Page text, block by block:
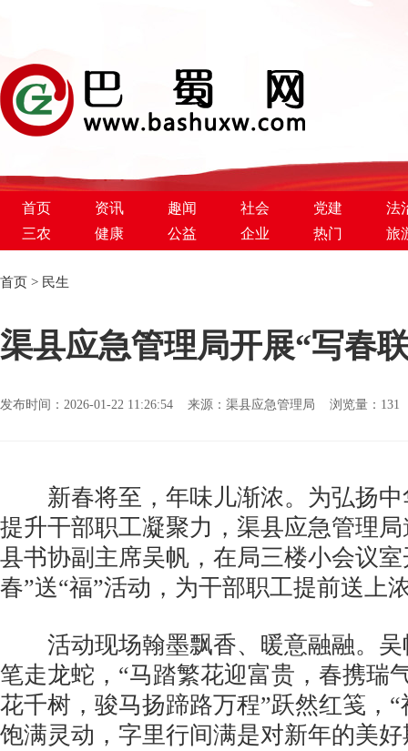
首页 资讯 趣闻 社会 党建
法
三农
健康 公益 企业 热门 旅
首页 > 民生
渠县应急管理局开展“写春
发布时间：2026-01-22 11:26:54 来源：渠县应急管理局 浏览量： 131
新春将至，年味儿渐浓。为弘扬中
提升干部职工凝聚力，渠县应急管理
县书协副主席吴帆，在局三楼小会议室
春”送“福”活动，为干部职工提前送上
活动现场翰墨飘香、暖意融融。吴
笔走龙蛇，“马踏繁花迎富贵，春携瑞
花千树，骏马扬蹄路万程”跃然红笺，“
饱满灵动，字里行间满是对新年的美